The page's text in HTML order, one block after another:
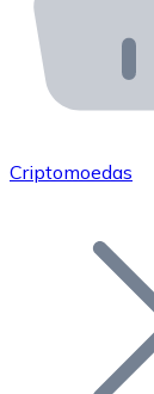
API Bitnovo
Integre
Junte-se à
Adicione
Criptomoedas